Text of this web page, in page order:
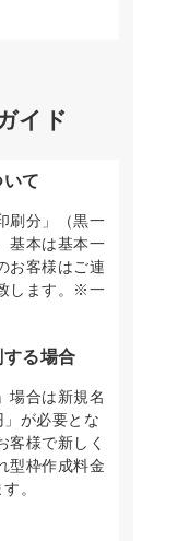
イド
て
刷分」（黒一
基本は基本一
お客様はご連
します。※一
る場合
場合は新規名
が必要とな
客様で新しく
型枠作成料金
。